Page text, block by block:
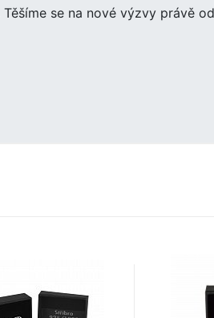
Těšíme se na nové výzvy právě